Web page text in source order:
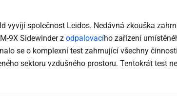
vyvíjí společnost Leidos. Nedávná zkouška
9X Sidewinder z odpalovacího zařízení
se o komplexní test zahrnující všechny
sektoru vzdušného prostoru. Tentokrát test